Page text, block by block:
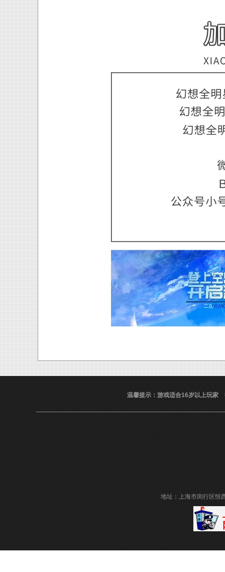
温馨提示：游戏适合16岁以上玩家
地址：上海市闵行区恒